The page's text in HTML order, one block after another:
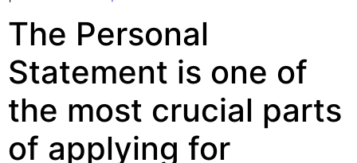
The Personal
Statement is one of
the most crucial parts
of applying for